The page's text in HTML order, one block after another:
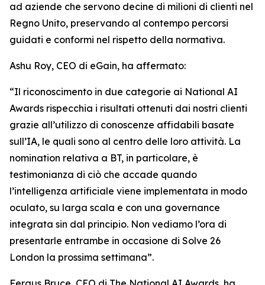
ad aziende che servono decine di milioni di clienti nel
Regno Unito, preservando al contempo percorsi
guidati e conformi nel rispetto della normativa.
Ashu Roy, CEO di eGain, ha affermato:
“Il riconoscimento in due categorie ai National AI
Awards rispecchia i risultati ottenuti dai nostri clienti
grazie all’utilizzo di conoscenze affidabili basate
sull’IA, le quali sono al centro delle loro attività. La
nomination relativa a BT, in particolare, è
testimonianza di ciò che accade quando
l’intelligenza artificiale viene implementata in modo
oculato, su larga scala e con una governance
integrata sin dal principio. Non vediamo l’ora di
presentarle entrambe in occasione di Solve 26
London la prossima settimana”.